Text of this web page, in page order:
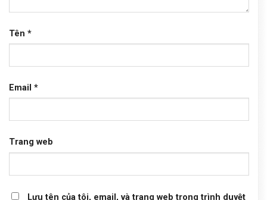
Tên *
Email *
Trang web
Lưu tên của tôi, email, và trang web trong trình duyệt